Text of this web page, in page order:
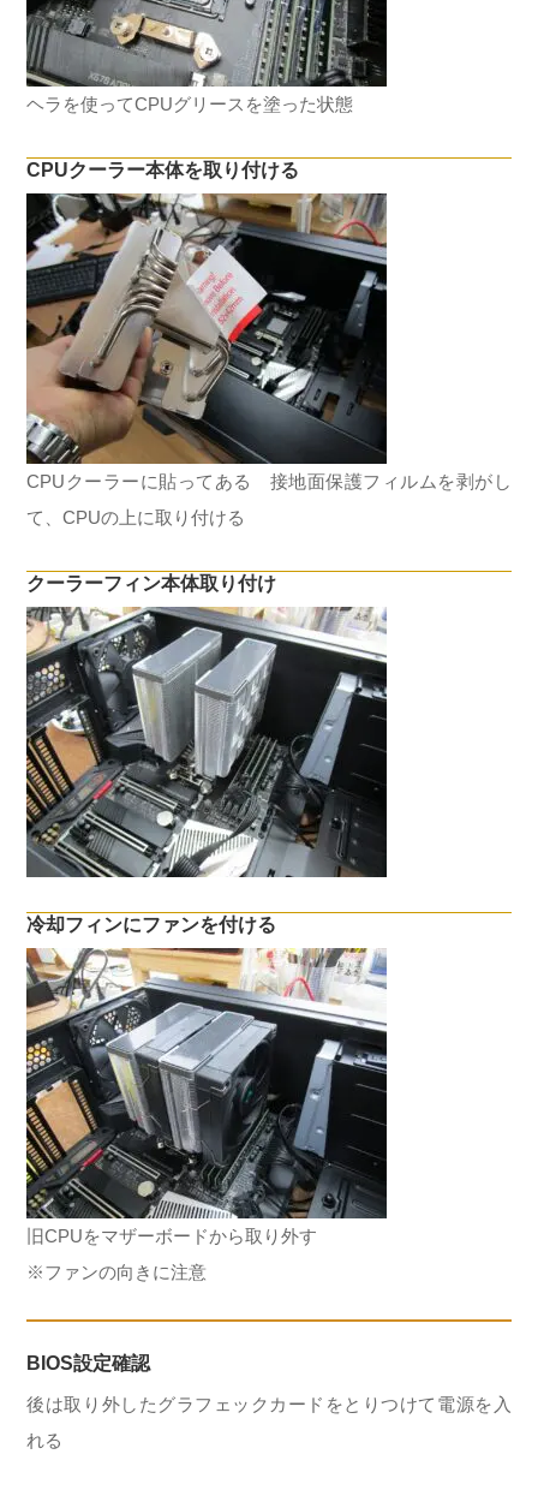
ヘラを使ってCPUグリースを塗った状態
CPUクーラー本体を取り付ける
CPUクーラーに貼ってある 接地面保護フィルムを剥がし
て、CPUの上に取り付ける
クーラーフィン本体取り付け
冷却フィンにファンを付ける
旧CPUをマザーボードから取り外す
※ファンの向きに注意
BIOS設定確認
後は取り外したグラフェックカードをとりつけて電源を入
れる